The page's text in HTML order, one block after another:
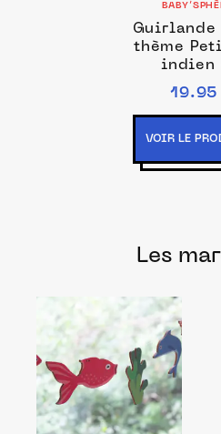
Guirlande
thème
indien
VOIR LE
Les